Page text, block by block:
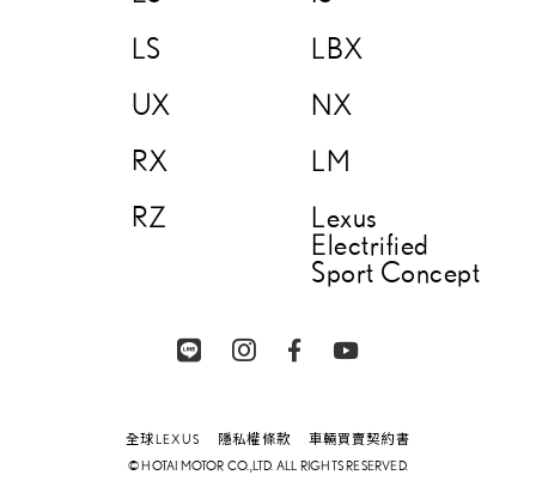
LS
LBX
UX
NX
RX
LM
RZ
Lexus
Electrified
Sport Concept
全球LEXUS 隱私權條款 車輛買賣契約書
© HOTAI MOTOR CO.,LTD. ALL RIGHTS RESERVED.